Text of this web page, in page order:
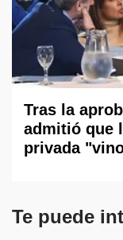
Tras la
admitió que
privada
Te puede